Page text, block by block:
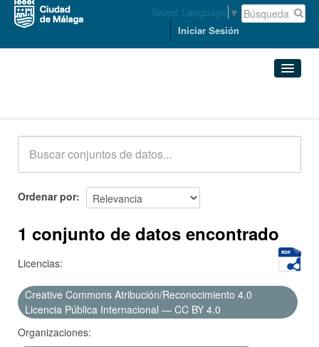
Select Language ▼
Iniciar Sesión
Acerca de
Ordenar por
1 conjunto de datos encontrado
Licencias:
Creative Commons Atribución/Reconocimiento 4.0
Licencia Pública Internacional — CC BY 4.0
Organizaciones: